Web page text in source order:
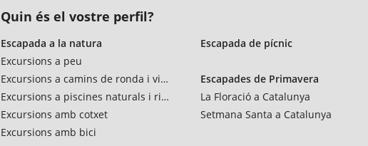
Quin és el vostre perfil?
Escapada a la natura
Excursions a peu
Excursions a camins de ronda i vies verdes
Excursions a piscines naturals i rius
Excursions amb cotxet
Excursions amb bici
Escapada de pícnic
Escapades de Primavera
La Floració a Catalunya
Setmana Santa a Catalunya